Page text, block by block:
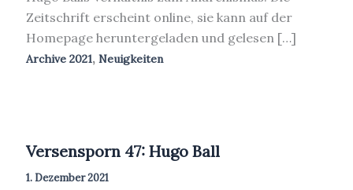
Zeitschrift erscheint online, sie kann auf der
Homepage heruntergeladen und gelesen […]
Archive 2021, Neuigkeiten
Versensporn 47: Hugo Ball
1. Dezember 2021